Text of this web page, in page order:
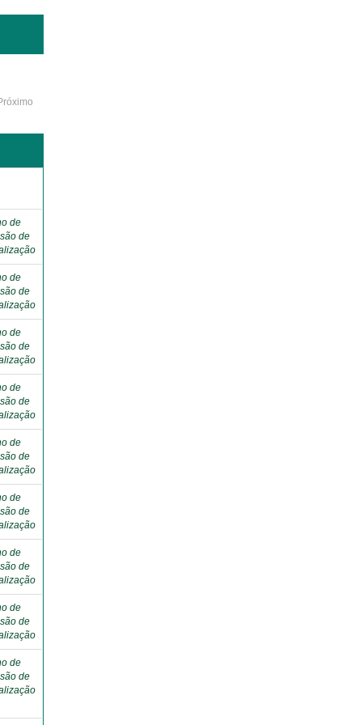
de
de
de
de
de
de
de
de
de
de
de
de
de
de
de
de
de
de